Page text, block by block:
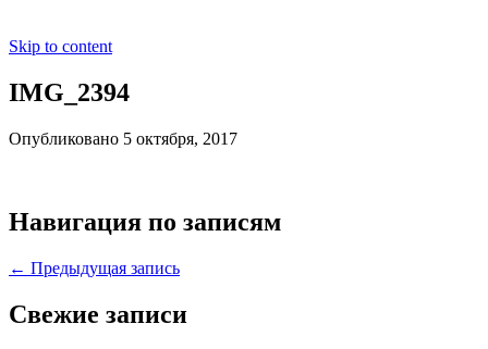
Skip to content
IMG_2394
Опубликовано 5 октября, 2017
Навигация по записям
← Предыдущая запись
Свежие записи